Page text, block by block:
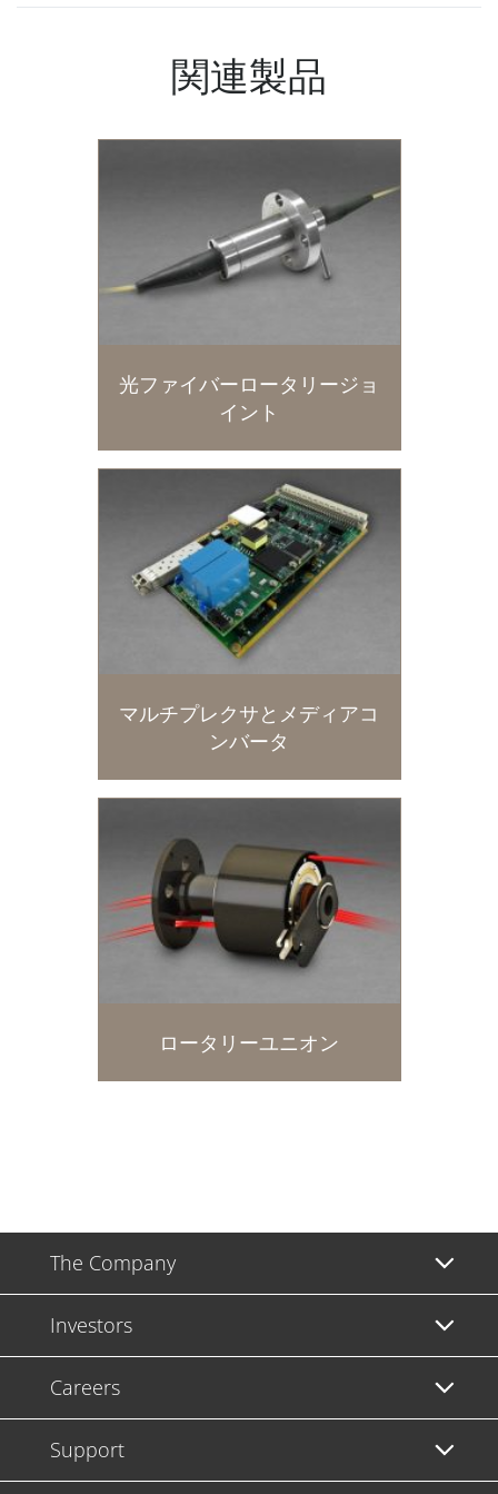
関連製品
光ファイバーロータリージョ
イント
マルチプレクサとメディアコ
ンバータ
ロータリーユニオン
The Company
Investors
Careers
Support